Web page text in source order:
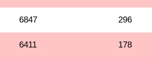
6847 296
6411 178